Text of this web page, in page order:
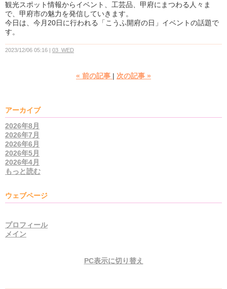
観光スポット情報からイベント、工芸品、甲府にまつわる人々ま
で、甲府市の魅力を発信していきます。
今日は、今月20日に行われる「こうふ開府の日」イベントの話題で
す。
2023/12/06 05:16 03_WED
« 前の記事 次の記事 »
アーカイブ
2026年8月
2026年7月
2026年6月
2026年5月
2026年4月
もっと読む
ウェブページ
プロフィール
メイン
PC表示に切り替え